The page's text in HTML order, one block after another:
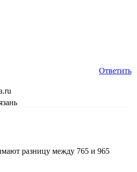
Ответить
разницу между 765 и 965